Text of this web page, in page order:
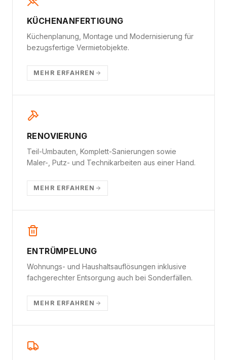
KÜCHENANFERTIGUNG
Küchenplanung, Montage und Modernisierung für
bezugsfertige Vermietobjekte.
MEHR ERFAHREN
RENOVIERUNG
Teil-Umbauten, Komplett-Sanierungen sowie
Maler-, Putz- und Technikarbeiten aus einer Hand.
MEHR ERFAHREN
ENTRÜMPELUNG
Wohnungs- und Haushaltsauflösungen inklusive
fachgerechter Entsorgung auch bei Sonderfällen.
MEHR ERFAHREN